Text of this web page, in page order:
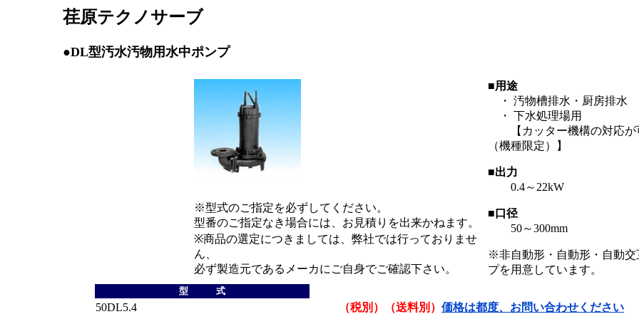
荏原テクノサーブ
●DL型汚水汚物用水中ポンプ
※型式のご指定を必ずしてください。
型番のご指定なき場合には、お見積りを出来かねます。
※商品の選定につきましては、弊社では行っておりませ
ん、
必ず製造元であるメーカにご自身でご確認下さい。
■用途
・ 汚物槽排水・厨房排水
・ 下水処理場用
【カッター機構の対応が
（機種限定）】
■出力
0.4～22kW
■口径
50～300mm
※非自動形・自動形・自動交
プを用意しています。
型 式
50DL5.4 （税別）（送料別） 価格は都度、お問い合わせください